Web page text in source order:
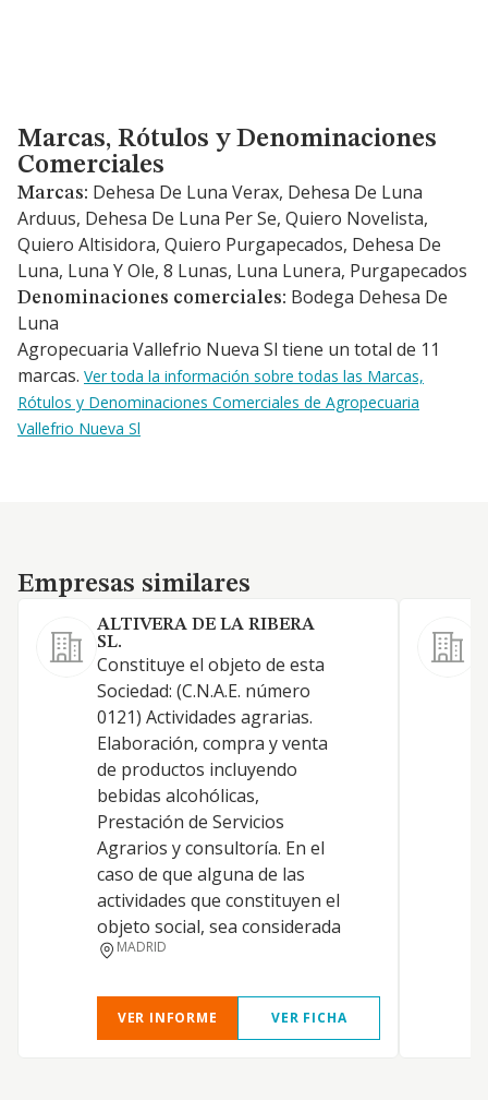
Marcas, Rótulos y Denominaciones Comerciales
Marcas, Rótulos y Denominaciones
Comerciales
Marcas: Dehesa De Luna Verax, Dehesa De Luna
Arduus, Dehesa De Luna Per Se, Quiero Novelista,
Quiero Altisidora, Quiero Purgapecados, Dehesa De
Luna, Luna Y Ole, 8 Lunas, Luna Lunera, Purgapecados
Denominaciones comerciales: Bodega Dehesa De
Luna
Agropecuaria Vallefrio Nueva Sl tiene un total de 11
marcas. Ver toda la información sobre todas las Marcas,
Rótulos y Denominaciones Comerciales de Agropecuaria
Vallefrio Nueva Sl
Empresas similares
Empresas similares
ALTIVERA DE LA RIBERA
SL.
Constituye el objeto de esta
Sociedad: (C.N.A.E. número
0121) Actividades agrarias.
Elaboración, compra y venta
de productos incluyendo
bebidas alcohólicas,
Prestación de Servicios
Agrarios y consultoría. En el
caso de que alguna de las
actividades que constituyen el
objeto social, sea considerada
MADRID
VER INFORME VER FICHA